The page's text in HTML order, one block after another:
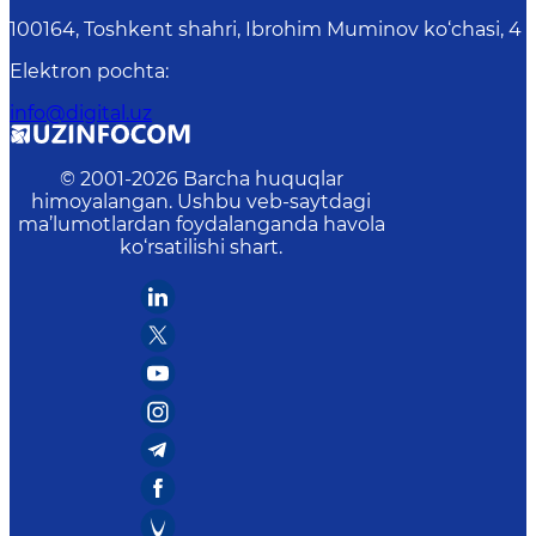
100164, Toshkent shahri, Ibrohim Muminov ko‘chasi, 4
Elektron pochta:
info@digital.uz
© 2001-2026 Barcha huquqlar
himoyalangan. Ushbu veb-saytdagi
ma’lumotlardan foydalanganda havola
ko‘rsatilishi shart.